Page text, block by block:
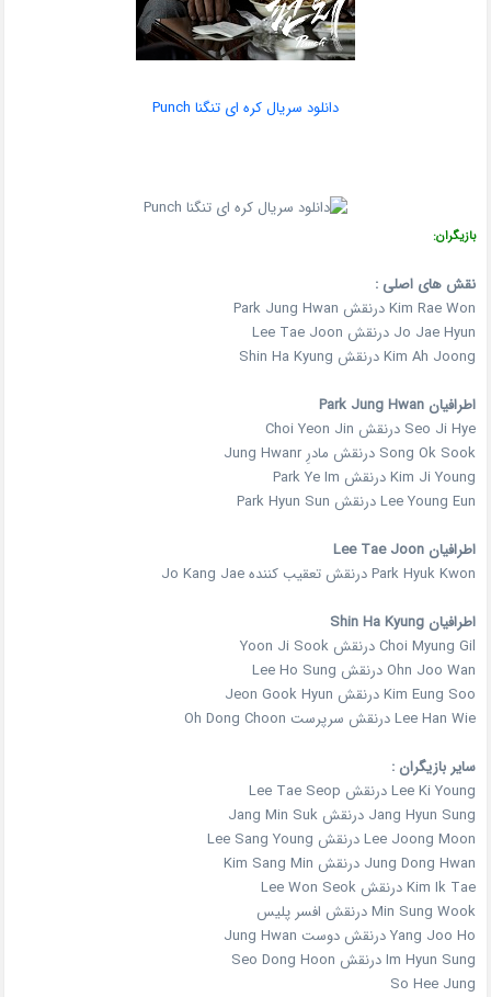
دانلود سریال کره ای تنگنا Punch
بازیگران:
نقش های اصلی :
Kim Rae Won درنقش Park Jung Hwan
Jo Jae Hyun درنقش Lee Tae Joon
Kim Ah Joong درنقش Shin Ha Kyung
اطرافیان Park Jung Hwan
Seo Ji Hye درنقش Choi Yeon Jin
Song Ok Sook درنقش مادرِ Jung Hwanr
Kim Ji Young درنقش Park Ye Im
Lee Young Eun درنقش Park Hyun Sun
اطرافیان Lee Tae Joon
Park Hyuk Kwon درنقش تعقیب کننده Jo Kang Jae
اطرافیان Shin Ha Kyung
Choi Myung Gil درنقش Yoon Ji Sook
Ohn Joo Wan درنقش Lee Ho Sung
Kim Eung Soo درنقش Jeon Gook Hyun
Lee Han Wie درنقش سرپرست Oh Dong Choon
سایر بازیگران :
Lee Ki Young درنقش Lee Tae Seop
Jang Hyun Sung درنقش Jang Min Suk
Lee Joong Moon درنقش Lee Sang Young
Jung Dong Hwan درنقش Kim Sang Min
Kim Ik Tae درنقش Lee Won Seok
Min Sung Wook درنقش افسر پلیس
Yang Joo Ho درنقش دوست Jung Hwan
Im Hyun Sung درنقش Seo Dong Hoon
So Hee Jung